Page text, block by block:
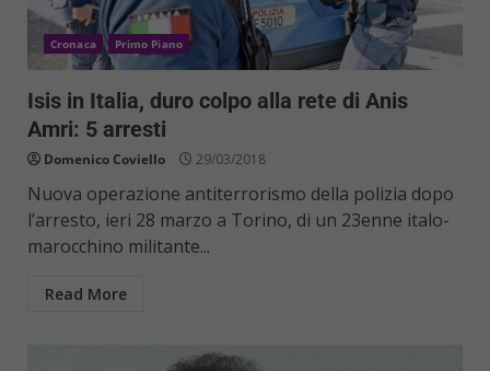
Cronaca Primo Piano
Isis in Italia, duro colpo alla rete di Anis
Amri: 5 arresti
Domenico Coviello 29/03/2018
Nuova operazione antiterrorismo della polizia dopo
l’arresto, ieri 28 marzo a Torino, di un 23enne italo-
marocchino militante...
Read More